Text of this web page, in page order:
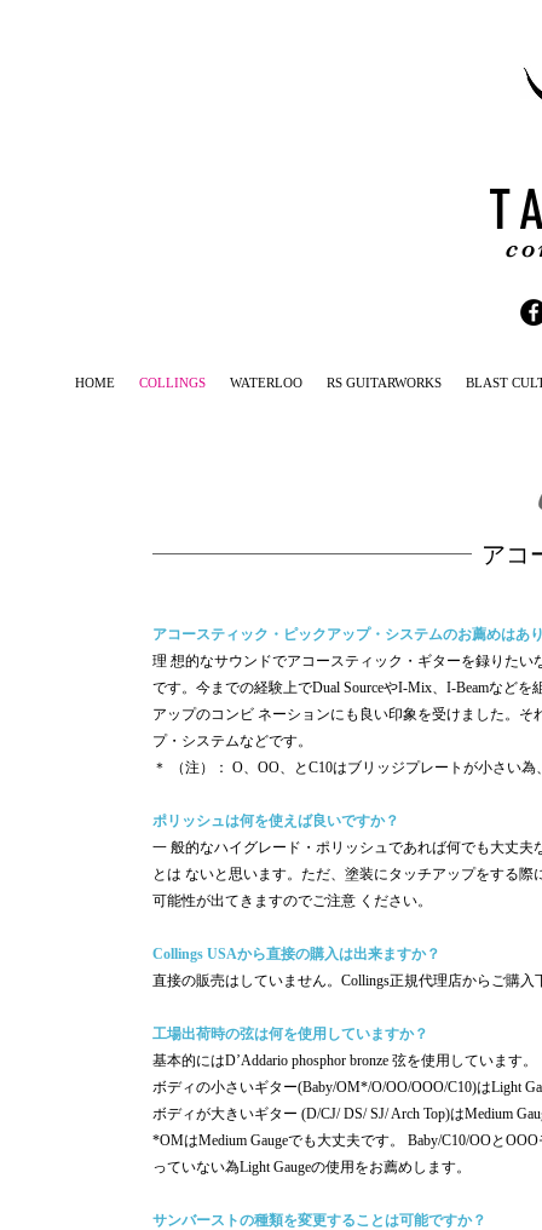
HOME COLLINGS WATERLOO RS GUITARWORKS BLAST
アコ
アコースティック・ピックアップ・システムのお薦めはあ
理 想的なサウンドでアコースティック・ギターを録りた
です。今までの経験上でDual SourceやI-Mix、I-Beamなど
アップのコンビ ネーションにも良い印象を受けました。そ
プ・システムなどです。
＊ （注）： O、OO、とC10はブリッジプレートが小さい
ポリッシュは何を使えば良いですか？
一 般的なハイグレード・ポリッシュであれば何でも大丈
とは ないと思います。ただ、塗装にタッチアップをする
可能性が出てきますのでご注意 ください。
Collings USAから直接の購入は出来ますか？
直接の販売はしていません。Collings正規代理店からご購入
工場出荷時の弦は何を使用していますか？
基本的にはD’Addario phosphor bronze 弦を使用しています。
ボディの小さいギター(Baby/OM*/O/OO/OOO/C10)はLight
ボディが大きいギター (D/CJ/ DS/ SJ/ Arch Top)はMedium
*OMはMedium Gaugeでも大丈夫です。 Baby/C10/OOと
っていない為Light Gaugeの使用をお薦めします。
サンバーストの種類を変更することは可能ですか？